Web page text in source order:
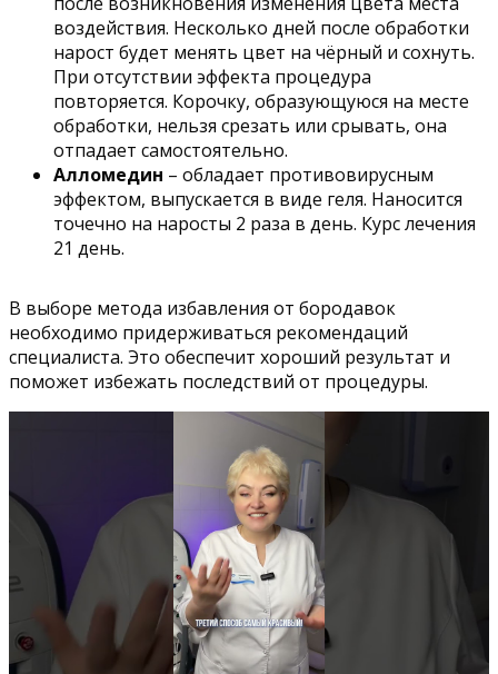
воздействия. Несколько дней после обработки
нарост будет менять цвет на чёрный и сохнуть.
При отсутствии эффекта процедура
повторяется. Корочку, образующуюся на месте
обработки, нельзя срезать или срывать, она
отпадает самостоятельно.
Алломедин – обладает противовирусным
эффектом, выпускается в виде геля. Наносится
точечно на наросты 2 раза в день. Курс лечения
21 день.
В выборе метода избавления от бородавок
необходимо придерживаться рекомендаций
специалиста. Это обеспечит хороший результат и
поможет избежать последствий от процедуры.